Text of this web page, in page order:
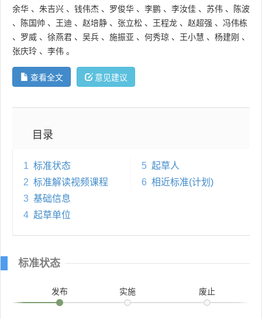
余华 、 朱吉兴 、 钱伟杰 、 罗俊华 、 李鹏 、 李汝佳 、 苏伟 、
陈波
、
陈国帅 、 王迪 、 赵培静 、 张立松 、 王程龙 、 赵超强 、 冯伟栋
、 罗威 、 徐燕君 、 吴兵 、 施振亚 、 何秀琼 、 王小慧 、 杨建刚 、
张庆玲 、 李伟 。
查看全文 意见建议
目录
1 标准状态
2 标准解读视频课程
3 基础信息
4 起草单位
5 起草人
6 相近标准(计划)
标准状态
发布 实施 废止